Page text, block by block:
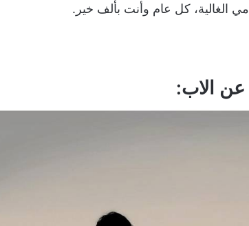
الغالية، كل عام وأنت بألف خير.
عن الاب: